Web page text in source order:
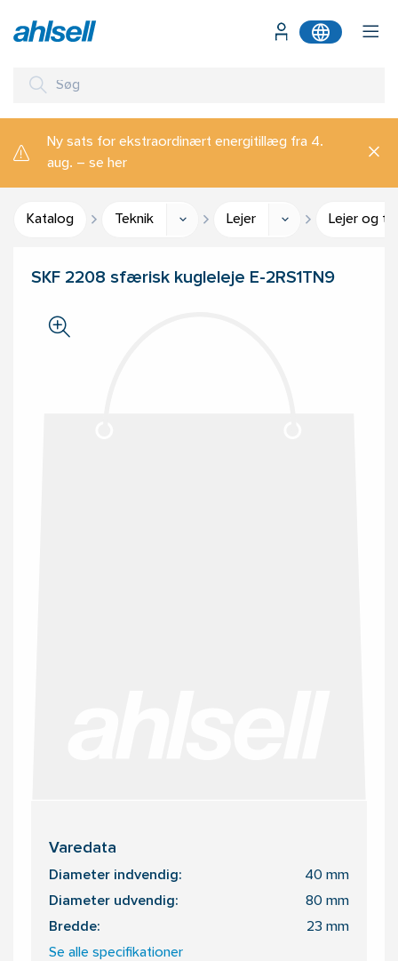
Ny sats for ekstraordinært energitillæg fra 4.
aug. – se her
Katalog Teknik Lejer Lejer og
SKF 2208 sfærisk kugleleje E-2RS1TN9
Varedata
Diameter indvendig: 40 mm
Diameter udvendig: 80 mm
Bredde: 23 mm
Se alle specifikationer